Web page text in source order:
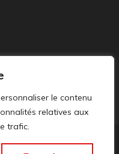
le contenu
relatives aux
trafic.
uniquement